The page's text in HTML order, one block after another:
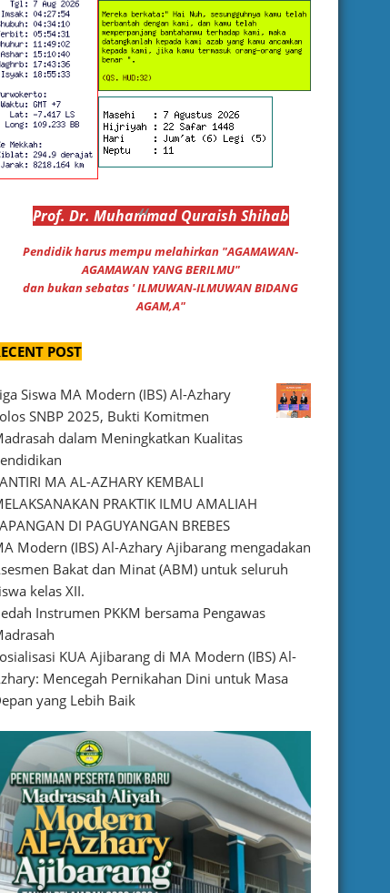
Prof. Dr. Muhammad Quraish Shihab
Pendidik harus mempu melahirkan "AGAMAWAN-
AGAMAWAN YANG BERILMU"
dan bukan sebatas ' ILMUWAN-ILMUWAN BIDANG
AGAM,A"
POST
Siswa MA Modern (IBS) Al-Azhary
SNBP 2025, Bukti Komitmen
dalam Meningkatkan Kualitas
MA AL-AZHARY KEMBALI
PRAKTIK ILMU AMALIAH
DI PAGUYANGAN BREBES
Modern (IBS) Al-Azhary Ajibarang mengadakan
Bakat dan Minat (ABM) untuk seluruh
kelas XII.
Instrumen PKKM bersama Pengawas
KUA Ajibarang di MA Modern (IBS) Al-
Mencegah Pernikahan Dini untuk Masa
yang Lebih Baik